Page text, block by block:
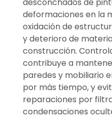
desconchados de
deformaciones en la
oxidación de
y deterioro de
construcción.
contribuye a
paredes y mobiliario
por más tiempo, y
reparaciones por
condensaciones